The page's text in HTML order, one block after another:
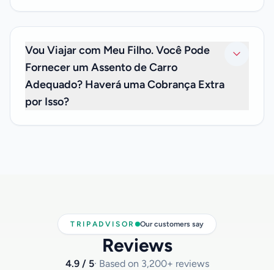
taxas extras.
Vou Viajar com Meu Filho. Você Pode
Fornecer um Assento de Carro
Adequado? Haverá uma Cobrança Extra
por Isso?
TRIPADVISOR Our customers say
Reviews
4.9 / 5· Based on 3,200+ reviews